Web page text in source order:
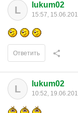
L lukum02
15:57,
Ответить
L lukum02
10:52,